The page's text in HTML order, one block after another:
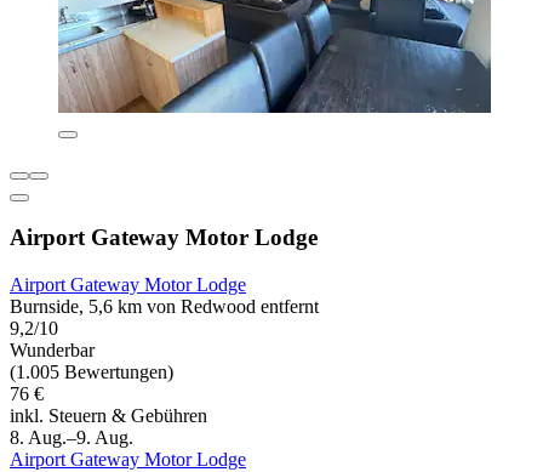
Airport Gateway Motor Lodge
Airport Gateway Motor Lodge
Burnside, 5,6 km von Redwood entfernt
9,2/10
Wunderbar
(1.005 Bewertungen)
76 €
inkl. Steuern & Gebühren
8. Aug.–9. Aug.
Airport Gateway Motor Lodge